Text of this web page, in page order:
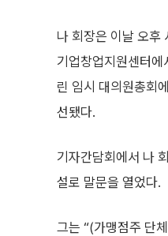
나 회장은 이날 오후
기업창업지원센터
린 임시 대의원총회
선됐다.
기자간담회에서 나
설로 말문을 열었다.
그는 “(가맹점주 단